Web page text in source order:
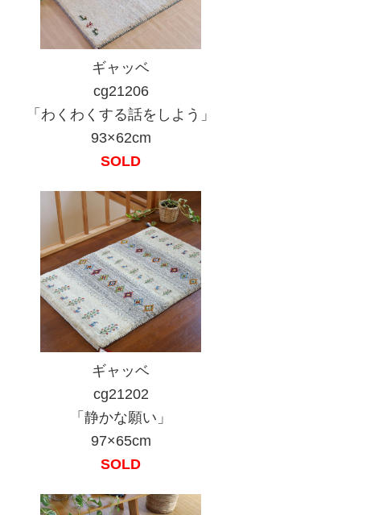
ギャッベ
cg21206
「わくわくする話をしよう」
93×62cm
SOLD
ギャッベ
cg21202
「静かな願い」
97×65cm
SOLD